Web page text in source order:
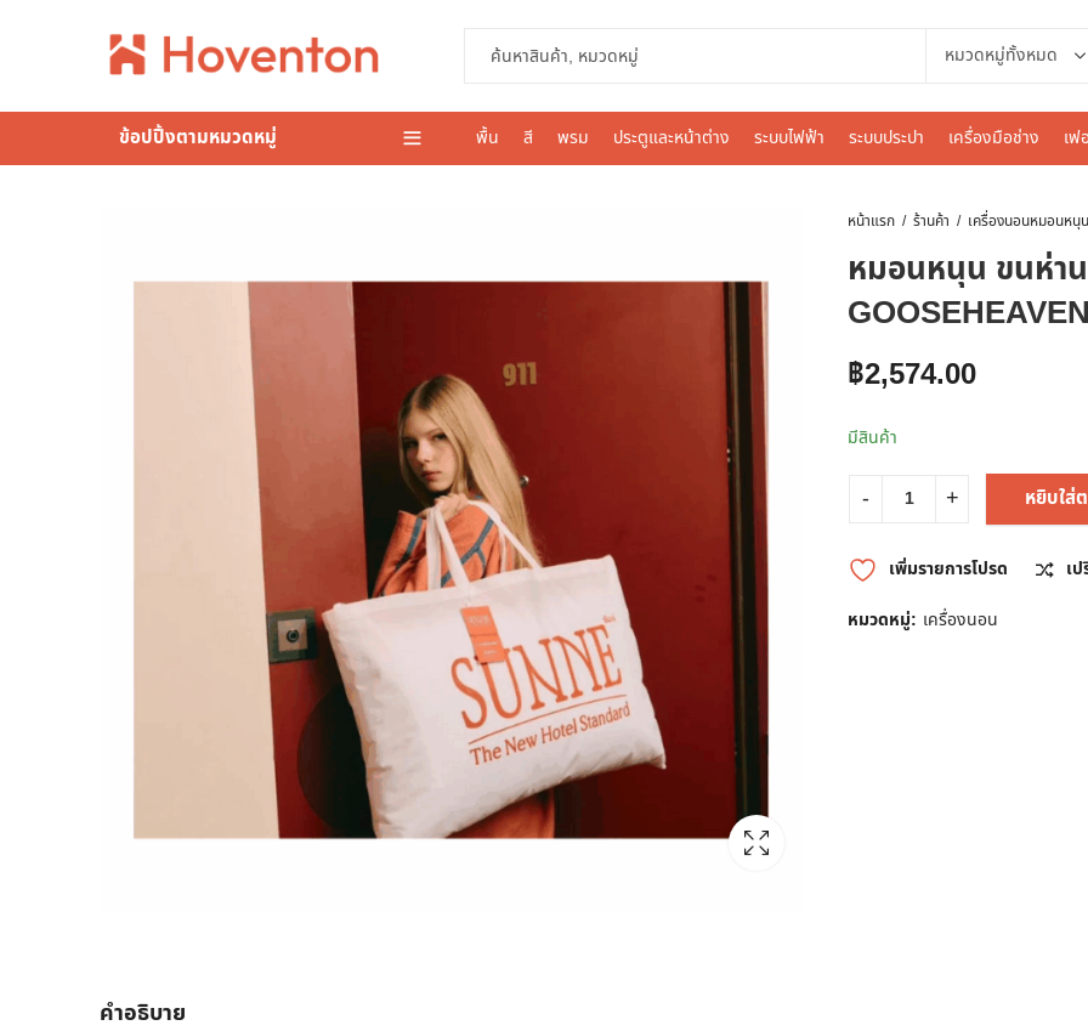
ข้อปปิ้งตามหมวดหมู่ พื้น สี พรม ประตูและหน้าต่าง ระบบไฟฟ้า ระบบประปา เครื่องมือช่าง เฟ
หน้าแรก ร้านค้า เครื่องนอน
หมอนหนุน ขนห่า
฿2,574.00
มีสินค้า
หยิบใส่
เพิ่มรายการโปรด
เ
หมวดหมู่: เครื่องนอน
คำอธิบาย